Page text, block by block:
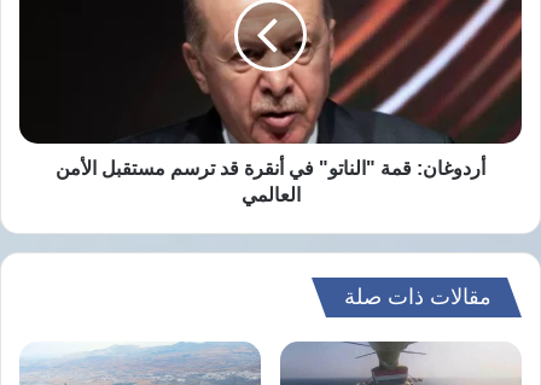
في
أنقرة
قد
ترسم
مستقبل
الأمن
العالميأردوغان: قمة "الناتو" في أنقرة قد ترسم مستقبل الأمن
العالمي
مقالات ذات صلة